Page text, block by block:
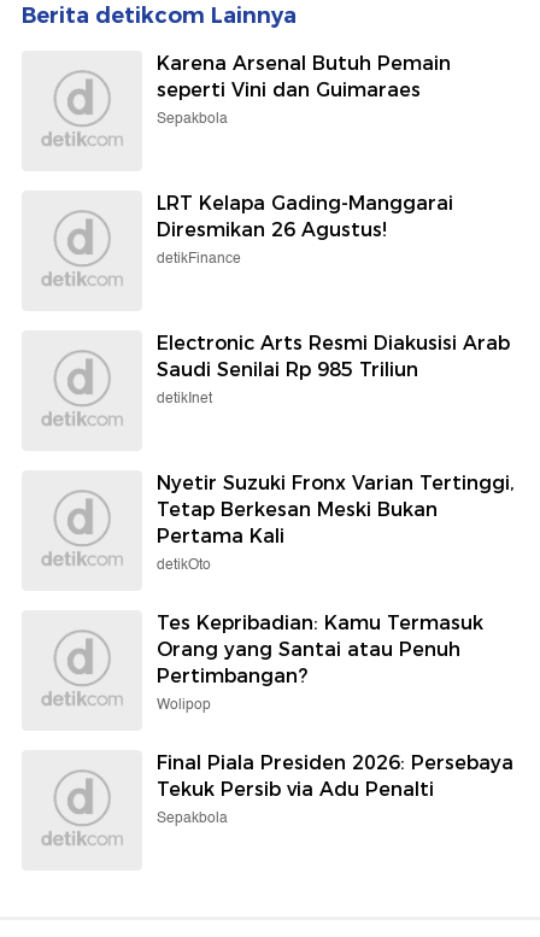
Berita detikcom Lainnya
Karena Arsenal Butuh Pemain
seperti Vini dan Guimaraes
Sepakbola
LRT Kelapa Gading-Manggarai
Diresmikan 26 Agustus!
detikFinance
Electronic Arts Resmi Diakusisi Arab
Saudi Senilai Rp 985 Triliun
detikInet
Nyetir Suzuki Fronx Varian Tertinggi,
Tetap Berkesan Meski Bukan
Pertama Kali
detikOto
Tes Kepribadian: Kamu Termasuk
Orang yang Santai atau Penuh
Pertimbangan?
Wolipop
Final Piala Presiden 2026: Persebaya
Tekuk Persib via Adu Penalti
Sepakbola